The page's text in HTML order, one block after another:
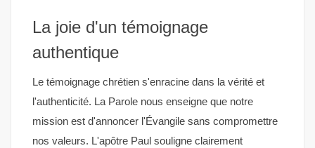
La joie d'un témoignage
authentique
Le témoignage chrétien s'enracine dans la vérité et
l'authenticité. La Parole nous enseigne que notre
mission est d'annoncer l'Évangile sans compromettre
nos valeurs. L'apôtre Paul souligne clairement